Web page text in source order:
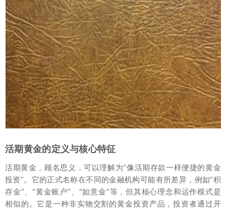
活期黄金的定义与核心特征
活期黄金，顾名思义，可以理解为“像活期存款一样便捷的黄金
投资”。它的正式名称在不同的金融机构可能有所差异，例如“积
存金”、“黄金账户”、“如意金”等，但其核心理念和运作模式是
相似的。它是一种非实物交割的黄金投资产品，投资者通过开